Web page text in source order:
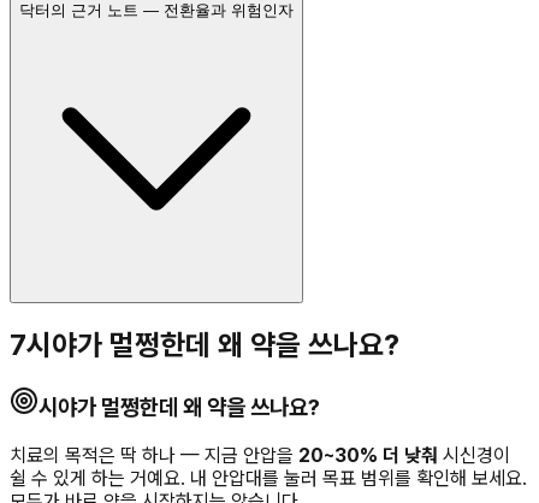
닥터의 근거 노트 — 전환율과 위험인자
7시야가 멀쩡한데 왜 약을 쓰나요?
시야가 멀쩡한데 왜 약을 쓰나요?
치료의 목적은 딱 하나 — 지금 안압을 20~30% 더 낮춰 시신경이
쉴 수 있게 하는 거예요. 내 안압대를 눌러 목표 범위를 확인해 보세요.